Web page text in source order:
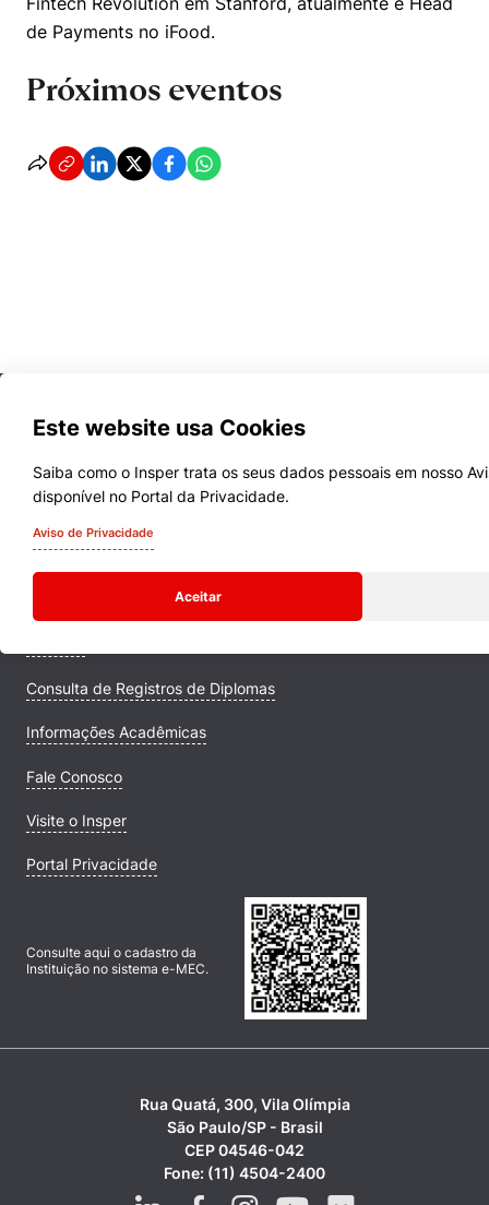
de Payments no iFood.
Próximos eventos
Este website usa Cookies
Saiba como o Insper trata os seus dados pessoais em nosso
disponível no Portal da Privacidade.
Aviso de Privacidade
Aceitar
Quem Somos
Comunidade Transforme
Consulta de Registros de Diplomas
Informações Acadêmicas
Fale Conosco
Visite o Insper
Portal Privacidade
Consulte aqui o cadastro da
Instituição no sistema e-MEC.
Rua Quatá, 300, Vila Olímpia
São Paulo/SP - Brasil
CEP 04546-042
Fone: (11) 4504-2400